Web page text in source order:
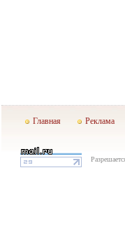
Главная Реклама